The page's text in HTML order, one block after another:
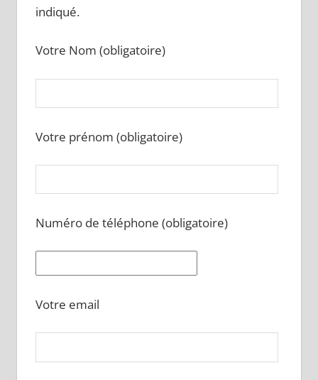
indiqué.
Votre Nom (obligatoire)
Votre prénom (obligatoire)
Numéro de téléphone (obligatoire)
Votre email